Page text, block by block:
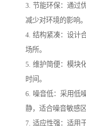
3. 节能环保：通过
减少对环境的影响。
4. 结构紧凑：设计
场所。
5. 维护简便：模块
时间。
6. 噪音低：采用低
静，适合噪音敏感区
7. 适应性强：适用